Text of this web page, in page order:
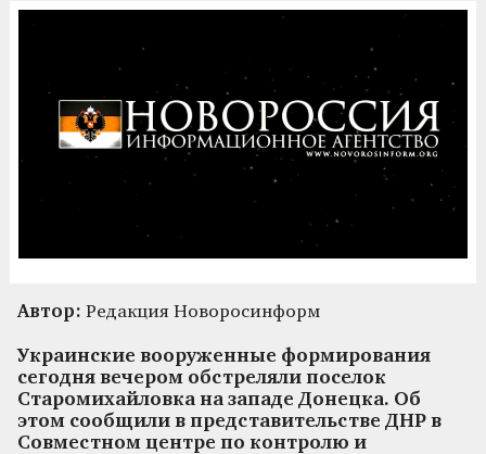
Автор: Редакция Новоросинформ
Украинские вооруженные формирования
сегодня вечером обстреляли поселок
Старомихайловка на западе Донецка. Об
этом сообщили в представительстве ДНР в
Совместном центре по контролю и